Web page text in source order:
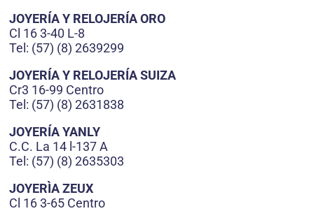
JOYERÍA Y RELOJERÍA ORO
Cl 16 3-40 L-8
Tel: (57) (8) 2639299
JOYERÍA Y RELOJERÍA SUIZA
Cr3 16-99 Centro
Tel: (57) (8) 2631838
JOYERÍA YANLY
C.C. La 14 l-137 A
Tel: (57) (8) 2635303
JOYERÌA ZEUX
Cl 16 3-65 Centro